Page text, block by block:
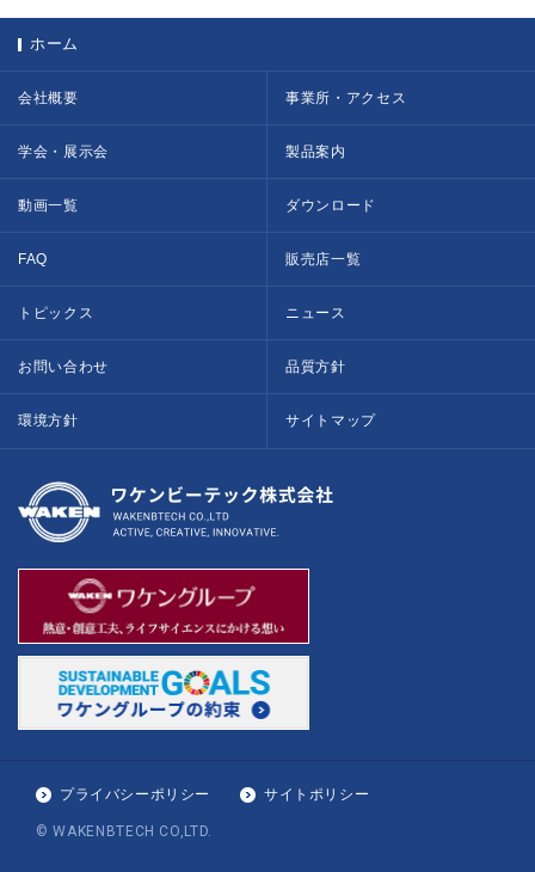
ホーム
会社概要 事業所・アクセス
学会・展示会 製品案内
動画一覧 ダウンロード
FAQ 販売店一覧
トピックス ニュース
お問い合わせ 品質方針
環境方針 サイトマップ
プライバシーポリシー サイトポリシー
© WAKENBTECH CO,LTD.